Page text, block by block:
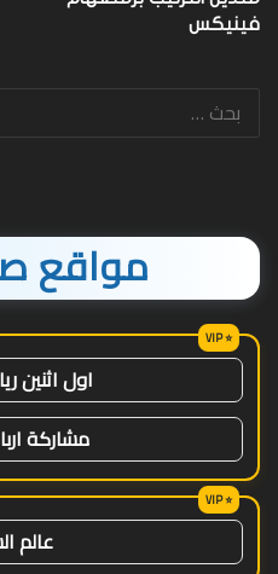
فينيكس
مواقع
اول اثنين
مشاركة
عالم